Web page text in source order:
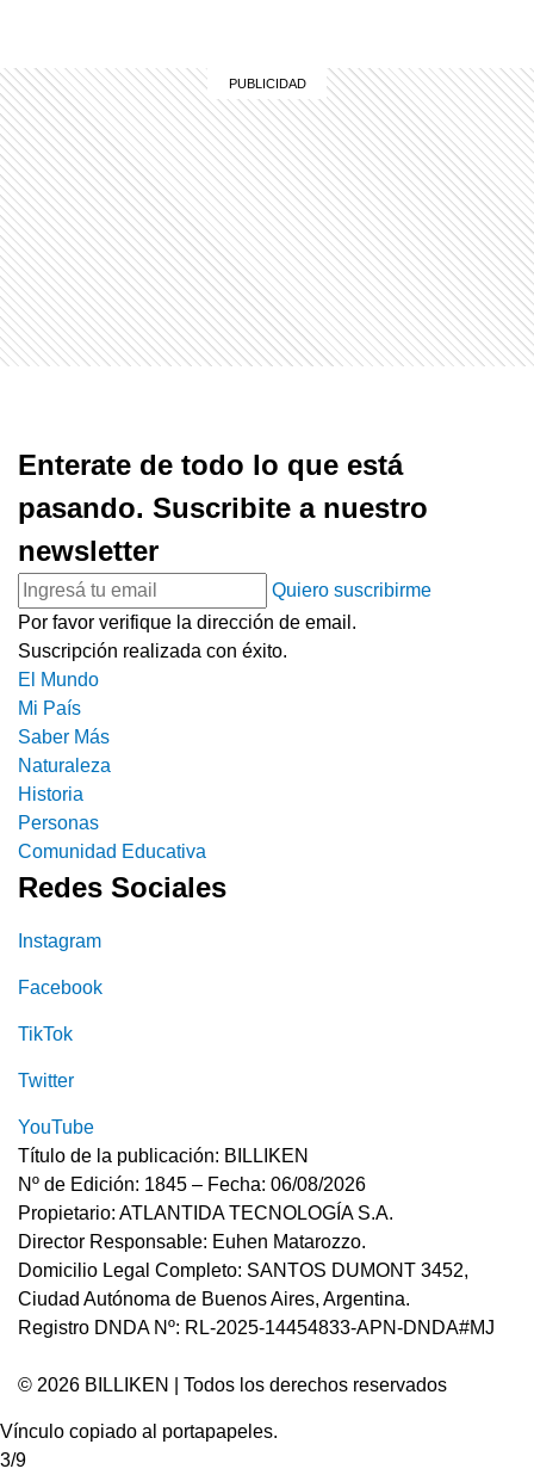
Enterate de todo lo que está
pasando. Suscribite a nuestro
newsletter
Quiero suscribirme
Por favor verifique la dirección de email.
Suscripción realizada con éxito.
El Mundo
Mi País
Saber Más
Naturaleza
Historia
Personas
Comunidad Educativa
Redes Sociales
Instagram
Facebook
TikTok
Twitter
YouTube
Título de la publicación: BILLIKEN
Nº de Edición: 1845 – Fecha: 06/08/2026
Propietario: ATLANTIDA TECNOLOGÍA S.A.
Director Responsable: Euhen Matarozzo.
Domicilio Legal Completo: SANTOS DUMONT 3452,
Ciudad Autónoma de Buenos Aires, Argentina.
Registro DNDA Nº: RL-2025-14454833-APN-DNDA#MJ
© 2026 BILLIKEN | Todos los derechos reservados
Vínculo copiado al portapapeles.
3/9